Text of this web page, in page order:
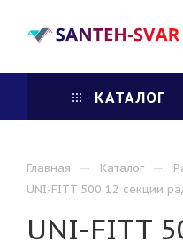
КАТАЛОГ
Главная — Каталог —
UNI-FITT 500 12 секции
UNI-FITT